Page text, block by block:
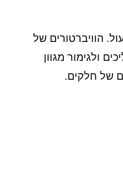
הוויברטורים של
ולגימור מגוון
של חלקים.